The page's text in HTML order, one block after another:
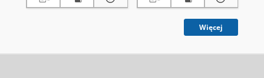
Więcej